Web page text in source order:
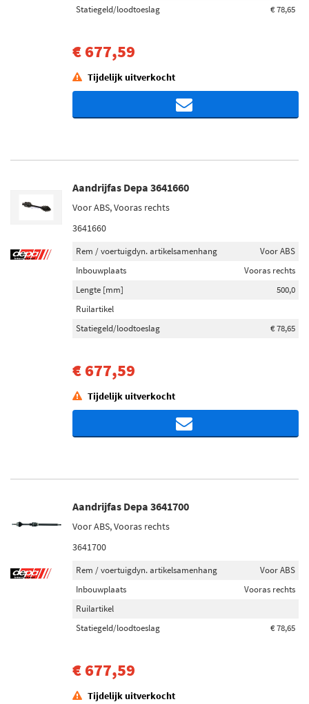
Statiegeld/loodtoeslag
€ 78,65
€ 677,59
Tijdelijk uitverkocht
Aandrijfas Depa 3641660
Voor ABS, Vooras rechts
3641660
Rem / voertuigdyn. artikelsamenhang
Voor ABS
Inbouwplaats
Vooras rechts
Lengte [mm]
500,0
Ruilartikel
Statiegeld/loodtoeslag
€ 78,65
€ 677,59
Tijdelijk uitverkocht
Aandrijfas Depa 3641700
Voor ABS, Vooras rechts
3641700
Rem / voertuigdyn. artikelsamenhang
Voor ABS
Inbouwplaats
Vooras rechts
Ruilartikel
Statiegeld/loodtoeslag
€ 78,65
€ 677,59
Tijdelijk uitverkocht